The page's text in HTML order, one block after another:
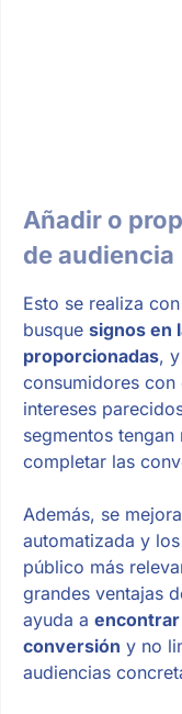
Añadir o
de audiencia
Esto se realiza
busque signos en
proporcionadas,
consumidores
intereses
segmentos
completar las
Además, se
automatizada y
público más
grandes ventajas
ayuda a
conversión y no
audiencias